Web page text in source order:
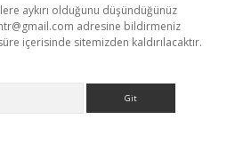
aykırı olduğunu düşündüğünüz
adresine bildirmeniz
içerisinde sitemizden kaldırılacaktır.